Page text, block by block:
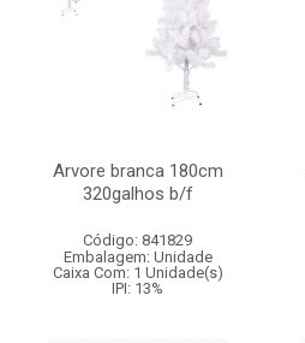
Arvore branca 180cm
320galhos b/f
Código: 841829
Embalagem: Unidade
Caixa Com: 1 Unidade(s)
IPI: 13%